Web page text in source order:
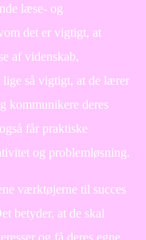
læse- og
det er vigtigt, at
af videnskab,
lige så vigtigt, at de lærer
kommunikere deres
får praktiske
og problemløsning.
værktøjerne til succes
betyder, at de skal
og få deres egne